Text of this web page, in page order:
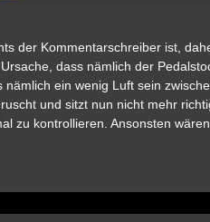
der Kommentarschreiber ist,
dass nämlich der
ein wenig Luft sein
und sitzt nun nicht mehr
zu kontrollieren. Ansonsten